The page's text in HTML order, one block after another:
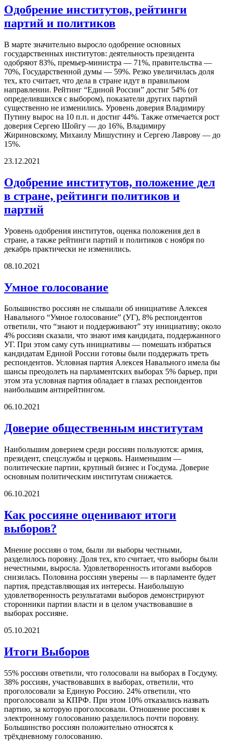
Одобрение институтов, рейтинги
партий и политиков
В марте значительно выросло одобрение основных
государственных институтов: деятельность президента
одобряют 83%, премьер-министра — 71%, правительства —
70%, Государственной думы — 59%. Резко увеличилась доля
тех, кто считает, что дела в стране идут в правильном
направлении. Рейтинг “Единой России” достиг 54% (от
определившихся с выбором), показатели других партий
существенно не изменились. Уровень доверия Владимиру
Путину вырос на 10 п.п. и достиг 44%. Также отмечается рост
доверия Сергею Шойгу — до 16%, Владимиру
Жириновскому, Михаилу Мишустину и Сергею Лаврову — до
15%.
23.12.2021
Одобрение институтов, положение дел
в стране, рейтинги политиков и
партий
Уровень одобрения институтов, оценка положения дел в
стране, а также рейтинги партий и политиков с ноября по
декабрь практически не изменились.
08.10.2021
Умное голосование
Большинство россиян не слышали об инициативе Алексея
Навального “Умное голосование” (УГ), 8% респондентов
ответили, что “знают и поддерживают” эту инициативу; около
4% россиян сказали, что знают имя кандидата, поддержанного
УГ. При этом саму суть инициативы — помешать избраться
кандидатам Единой России готовы были поддержать треть
респондентов. Условная партия Алексея Навального имела бы
шансы преодолеть на парламентских выборах 5% барьер, при
этом эта условная партия обладает в глазах респондентов
наибольшим антирейтингом.
06.10.2021
Доверие общественным институтам
Наибольшим доверием среди россиян пользуются: армия,
президент, спецслужбы и церковь. Наименьшим —
политические партии, крупный бизнес и Госдума. Доверие
основным политическим институтам снижается.
06.10.2021
Как россияне оценивают итоги
выборов?
Мнение россиян о том, были ли выборы честными,
разделилось поровну. Доля тех, кто считает, что выборы были
нечестными, выросла. Удовлетворенность итогами выборов
снизилась. Половина россиян уверены — в парламенте будет
партия, представляющая их интересы. Наибольшую
удовлетворенность результатами выборов демонстрируют
сторонники партии власти и в целом участвовавшие в
выборах россияне.
05.10.2021
Итоги Выборов
55% россиян ответили, что голосовали на выборах в Госдуму.
38% россиян, участвовавших в выборах, ответили, что
проголосовали за Единую Россию. 24% ответили, что
проголосовали за КПРФ. При этом 10% отказались назвать
партию, за которую проголосовали. Отношение россиян к
электронному голосованию разделилось почти поровну.
Большинство россиян положительно относятся к
трёхдневному голосованию.